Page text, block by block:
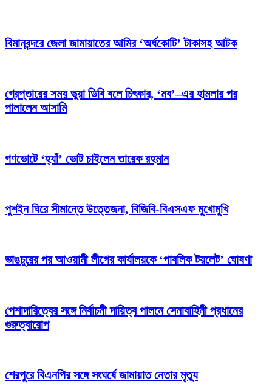
বিমানবন্দরে জেলা জামায়াতের আমির ‘অর্ধকোটি’ টাকাসহ আটক
গ্রেপ্তারের সময় ভুয়া ডিবি বলে চিৎকার, ‘মব’–এর হামলার পর
পালালেন আসামি
গণভোটে ‘হ্যাঁ’ ভোট চাইলেন তারেক রহমান
পুশইন ঘিরে সীমান্তে উত্তেজনা, বিজিবি-বিএসএফ মুখোমুখি
ভাঙচুরের পর আওয়ামী লীগের কার্যালয়কে ‘পাবলিক টয়লেট’ ঘোষণা
পেশাদারিত্বের সঙ্গে নির্বাচনী দায়িত্ব পালনে সেনাবাহিনী প্রধানের
গুরুত্বারোপ
শেরপুরে বিএনপির সঙ্গে সংঘর্ষে জামায়াত নেতার মৃত্যু